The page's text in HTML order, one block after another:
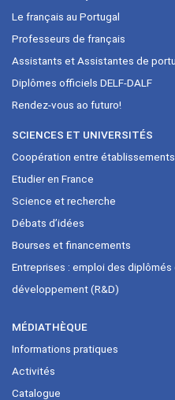
Le français au Portugal
Professeurs de français
Assistants et Assistantes de
Diplômes officiels DELF-DALF
Rendez-vous ao futuro!
SCIENCES ET UNIVERSITÉS
Coopération entre
Etudier en France
Science et recherche
Débats d’idées
Bourses et financements
Entreprises : emploi des
développement (R&D)
MÉDIATHÈQUE
Informations pratiques
Activités
Catalogue